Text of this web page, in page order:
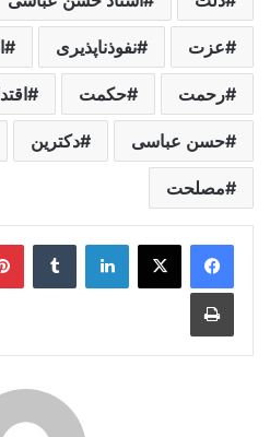
عزت نفوذناپذیری
رحمت حکمت
حسن عباسی دکترین
مصلحت
لینکدین ‫تامبلر
چاپ